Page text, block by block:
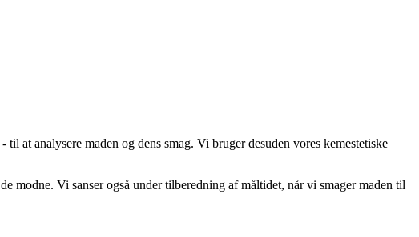
at analysere maden og dens smag. Vi bruger desuden vores kemestetiske
modne. Vi sanser også under tilberedning af måltidet, når vi smager maden til